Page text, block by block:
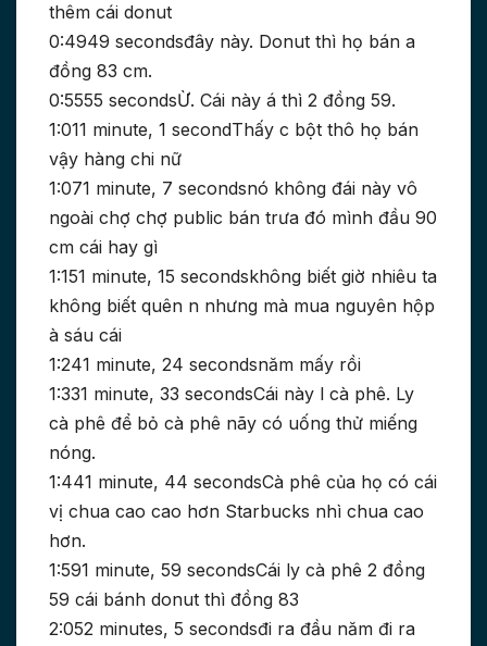
thêm cái donut
0:4949 secondsđây này. Donut thì họ bán a
đồng 83 cm.
0:5555 secondsỪ. Cái này á thì 2 đồng 59.
1:011 minute, 1 secondThấy c bột thô họ bán
vậy hàng chi nữ
1:071 minute, 7 secondsnó không đái này vô
ngoài chợ chợ public bán trưa đó mình đầu 90
cm cái hay gì
1:151 minute, 15 secondskhông biết giờ nhiêu ta
không biết quên n nhưng mà mua nguyên hộp
à sáu cái
1:241 minute, 24 secondsnăm mấy rồi
1:331 minute, 33 secondsCái này l cà phê. Ly
cà phê để bỏ cà phê nãy có uống thử miếng
nóng.
1:441 minute, 44 secondsCà phê của họ có cái
vị chua cao cao hơn Starbucks nhì chua cao
hơn.
1:591 minute, 59 secondsCái ly cà phê 2 đồng
59 cái bánh donut thì đồng 83
2:052 minutes, 5 secondsđi ra đầu năm đi ra